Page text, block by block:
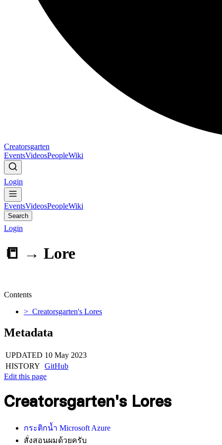
Creatorsgarten
EventsVideosPeopleWiki
Login
EventsVideosPeopleWiki
Search
Login
📒 → Lore
Contents
> Creatorsgarten's Lores
Metadata
UPDATED 10 May 2023
HISTORY GitHub
Edit this page
Creatorsgarten's Lores
กระติกน้ำ Microsoft Azure
สั่งสอนผมด้วยครับ